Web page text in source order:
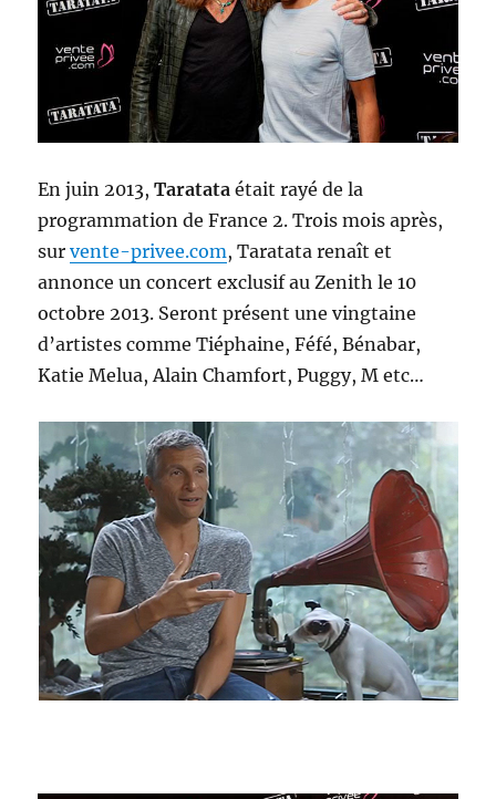
En juin 2013,Taratataétait rayé de la
programmation de France 2. Trois mois après,
survente-privee.com, Taratata renaît et
annonce un concert exclusif au Zenith le 10
octobre 2013. Seront présent une vingtaine
d’artistes comme Tiéphaine, Féfé, Bénabar,
Katie Melua, Alain Chamfort, Puggy, M etc…